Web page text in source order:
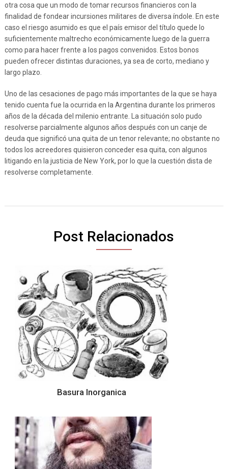
otra cosa que un modo de tomar recursos financieros con la
finalidad de fondear incursiones militares de diversa índole. En este
caso el riesgo asumido es que el país emisor del título quede lo
suficientemente maltrecho económicamente luego de la guerra
como para hacer frente a los pagos convenidos. Estos bonos
pueden ofrecer distintas duraciones, ya sea de corto, mediano y
largo plazo.
Uno de las cesaciones de pago más importantes de la que se haya
tenido cuenta fue la ocurrida en la Argentina durante los primeros
años de la década del milenio entrante. La situación solo pudo
resolverse parcialmente algunos años después con un canje de
deuda que significó una quita de un tenor relevante; no obstante no
todos los acreedores quisieron conceder esa quita, con algunos
litigando en la justicia de New York, por lo que la cuestión dista de
resolverse completamente.
Post Relacionados
Basura Inorganica